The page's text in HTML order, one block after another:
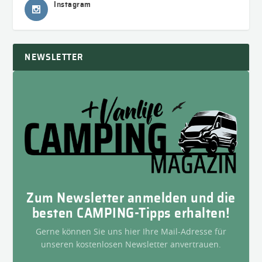
Instagram
NEWSLETTER
Zum Newsletter anmelden und die
besten CAMPING-Tipps erhalten!
Gerne können Sie uns hier Ihre Mail-Adresse für
unseren kostenlosen Newsletter anvertrauen.